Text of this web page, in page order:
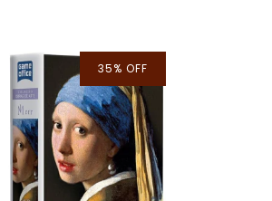
35% OFF